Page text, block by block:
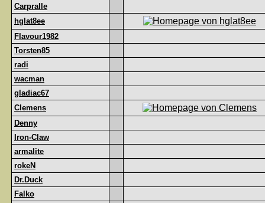
Carpralle
hglat8ee
Flavour1982
Torsten85
radi
wacman
gladiac67
Clemens
Denny
Iron-Claw
armalite
rokeN
Dr.Duck
Falko